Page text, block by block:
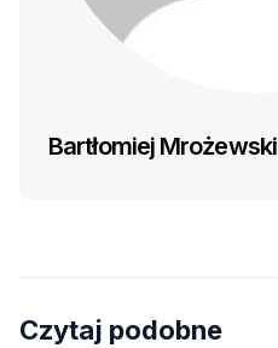
Bartłomiej Mrożewski
Czytaj podobne